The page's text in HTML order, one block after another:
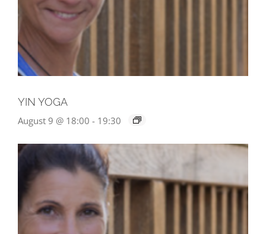
YIN YOGA
August 9 @ 18:00 - 19:30